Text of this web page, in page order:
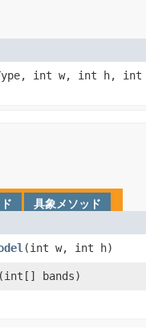
int w, int h, int
具象メソッド
​(int w, int h)
​(int[] bands)